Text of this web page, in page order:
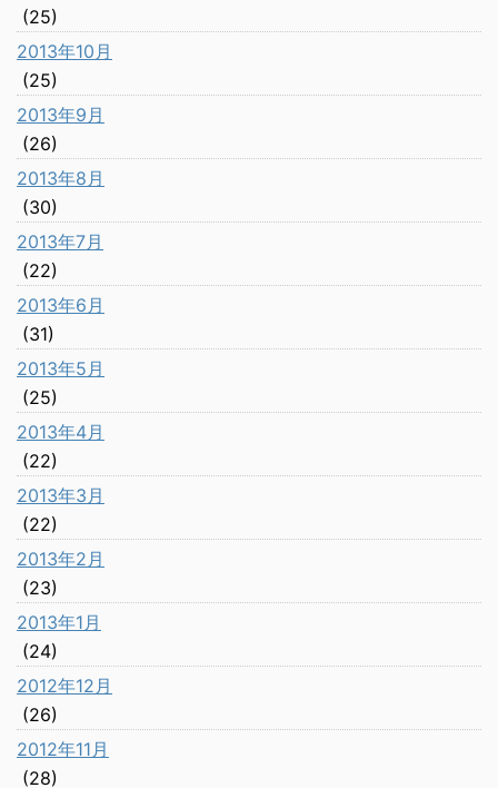
(25)
2013年10月
(25)
2013年9月
(26)
2013年8月
(30)
2013年7月
(22)
2013年6月
(31)
2013年5月
(25)
2013年4月
(22)
2013年3月
(22)
2013年2月
(23)
2013年1月
(24)
2012年12月
(26)
2012年11月
(28)